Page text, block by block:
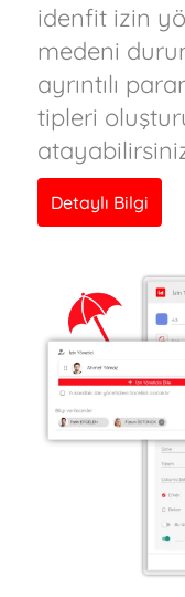
idenfit izin
medeni
ayrıntılı
tipleri
Detaylı Bilgi